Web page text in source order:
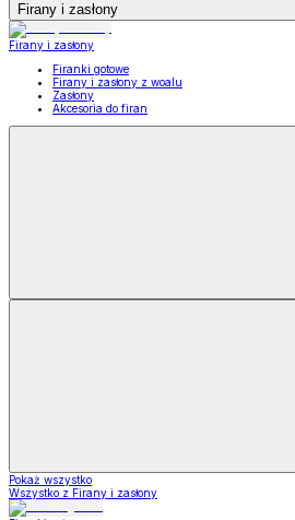
Firany i zasłony
Firany i zasłony
Firanki gotowe
Firany i zasłony z woalu
Zasłony
Akcesoria do firan
Pokaż wszystko
Wszystko z Firany i zasłony